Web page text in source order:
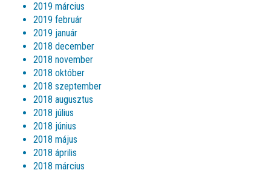
2019 március
2019 február
2019 január
2018 december
2018 november
2018 október
2018 szeptember
2018 augusztus
2018 július
2018 június
2018 május
2018 április
2018 március